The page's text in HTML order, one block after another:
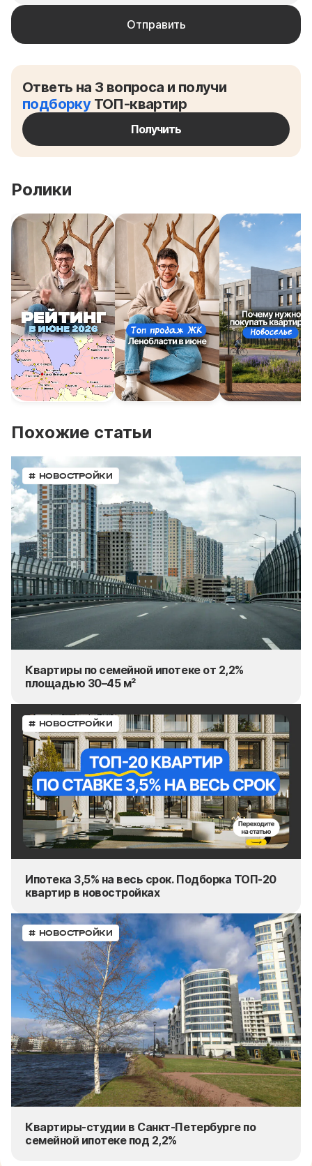
Ответь на 3 вопроса и получи
подборкуТОП-квартир
Получить
Ролики
Похожие статьи
# НОВОСТРОЙКИ
Квартиры по семейной ипотеке от 2,2%
площадью 30–45 м²
# НОВОСТРОЙКИ
Ипотека 3,5% на весь срок. Подборка ТОП-20
квартир в новостройках
# НОВОСТРОЙКИ
Квартиры-студии в Санкт-Петербурге по
семейной ипотеке под 2,2%